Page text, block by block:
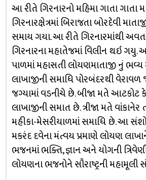
આ રીતે ગિરનારનો મહિમા ગાતા ગાતા
ગિરનારક્ષેત્રમાં બિરાજતા બોરદેવી
સમાય ગયા. આ રીતે ગિરનારમાંથી
ગિરનારના મહાતેજમાં વિલીન થઇ ગયુ.
પાળમાં મહાસતી લોયણમાતાજી નું ભવ્ય
લાખાજીની સમાધિ પોરબંદરથી વેરાવળ
જગ્યામાં વડનીચે છે. બીજા મતે આટકોટ
લાખાજીની સમાત છે. ત્રીજા મતે વાંકાનેર
મહીકા-મેસરીયાળમાં સમાધિ છે. આ
મકરંદ દવેના મંત્વય પ્રમાણે લોયણ
ભજનમાં ભક્તિ, જ્ઞાન અને યોગની
લોયણના ભજનોને સૌરાષ્ટ્રની